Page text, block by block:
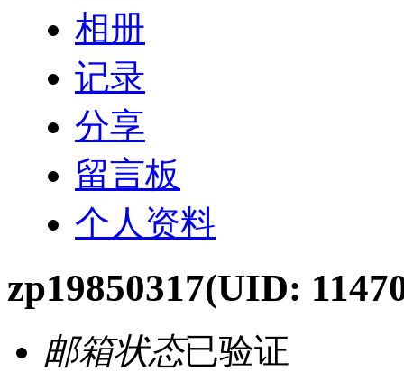
相册
记录
分享
留言板
个人资料
zp19850317(UID:
邮箱状态已验证